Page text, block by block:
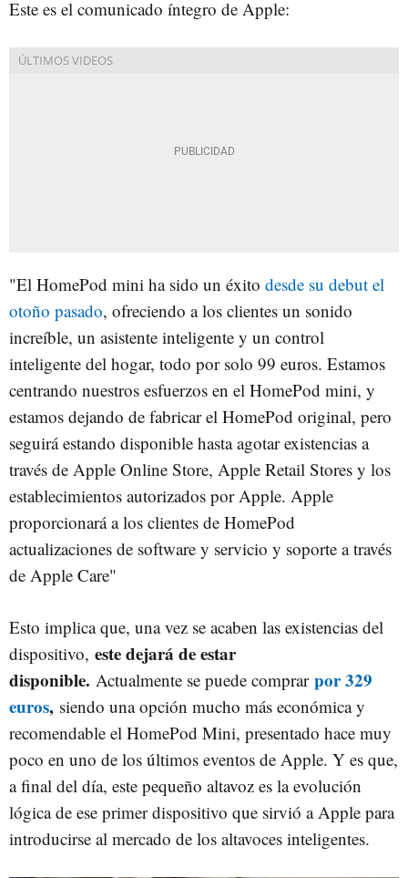
Este es el comunicado íntegro de Apple:
"El HomePod mini ha sido un éxito desde su debut el
otoño pasado, ofreciendo a los clientes un sonido
increíble, un asistente inteligente y un control
inteligente del hogar, todo por solo 99 euros. Estamos
centrando nuestros esfuerzos en el HomePod mini, y
estamos dejando de fabricar el HomePod original, pero
seguirá estando disponible hasta agotar existencias a
través de Apple Online Store, Apple Retail Stores y los
establecimientos autorizados por Apple. Apple
proporcionará a los clientes de HomePod
actualizaciones de software y servicio y soporte a través
de Apple Care"
Esto implica que, una vez se acaben las existencias del
dispositivo, este dejará de estar
disponible. Actualmente se puede comprar por 329
euros, siendo una opción mucho más económica y
recomendable el HomePod Mini, presentado hace muy
poco en uno de los últimos eventos de Apple. Y es que,
a final del día, este pequeño altavoz es la evolución
lógica de ese primer dispositivo que sirvió a Apple para
introducirse al mercado de los altavoces inteligentes.